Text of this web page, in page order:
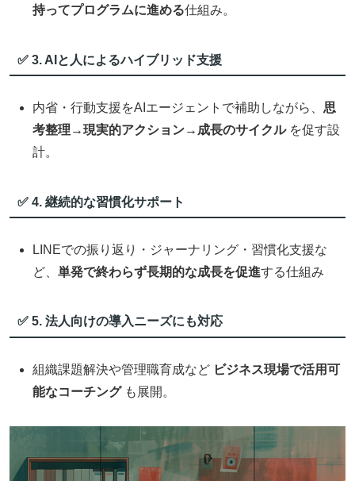
持ってプログラムに進める仕組み。
✅ 3. AIと人によるハイブリッド支援
内省・行動支援をAIエージェントで補助しながら、思
考整理→現実的アクション→成長のサイクルを促す設
計。
✅ 4. 継続的な習慣化サポート
LINEでの振り返り・ジャーナリング・習慣化支援な
ど、単発で終わらず長期的な成長を促進する仕組み
✅ 5. 法人向けの導入ニーズにも対応
組織課題解決や管理職育成など ビジネス現場で活用可
能なコーチングも展開。